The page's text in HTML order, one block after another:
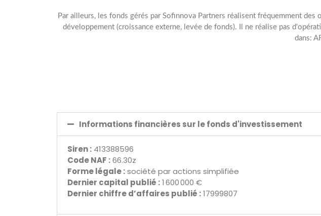
Par ailleurs, les fonds gérés par Sofinnova Partners réalisent fréquemment
développement (croissance externe, levée de fonds). Il ne réalise pas
dans:
Informations financières sur le fonds d'investissement
Siren : 413388596
Code NAF :66.30z
Forme légale :société par actions simplifiée
Dernier capital publié :1 600 000 €
Dernier chiffre d’affaires publié :17999807